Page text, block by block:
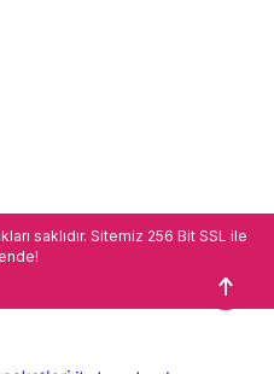
saklıdır. Sitemiz 256 Bit SSL ile